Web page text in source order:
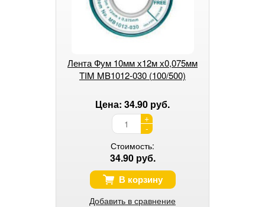
Лента Фум 10мм х12м х0,075мм
TIM MB1012-030 (100/500)
Цена: 34.90 руб.
+
-
Стоимость:
34.90 руб.
В корзину
Добавить в сравнение